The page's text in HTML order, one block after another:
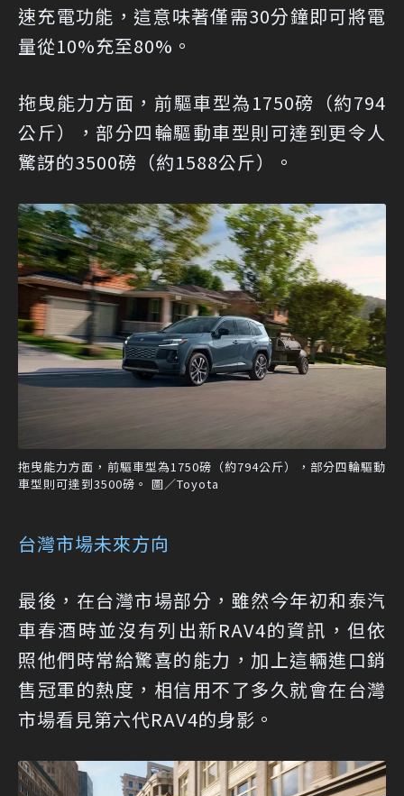
速充電功能，這意味著僅需30分鐘即可將電
量從10%充至80%。
拖曳能力方面，前驅車型為1750磅（約794
公斤），部分四輪驅動車型則可達到更令人
驚訝的3500磅（約1588公斤）。
拖曳能力方面，前驅車型為1750磅（約794公斤），部分四輪驅動
車型則可達到3500磅。 圖／Toyota
台灣市場未來方向
最後，在台灣市場部分，雖然今年初和泰汽
車春酒時並沒有列出新RAV4的資訊，但依
照他們時常給驚喜的能力，加上這輛進口銷
售冠軍的熱度，相信用不了多久就會在台灣
市場看見第六代RAV4的身影。